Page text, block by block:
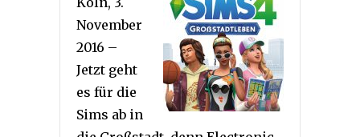
November
2016 –
Jetzt geht
es für die
Sims ab in